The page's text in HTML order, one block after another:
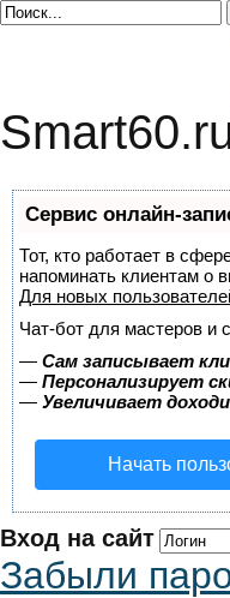
Сервис онлайн-
Тот, кто работает в
напоминать клиентам о
Для новых
Чат-бот для мастеров и
— Сам записывает
— Персонализирует
— Увеличивает
Начать
Вход на сайт
Забыли